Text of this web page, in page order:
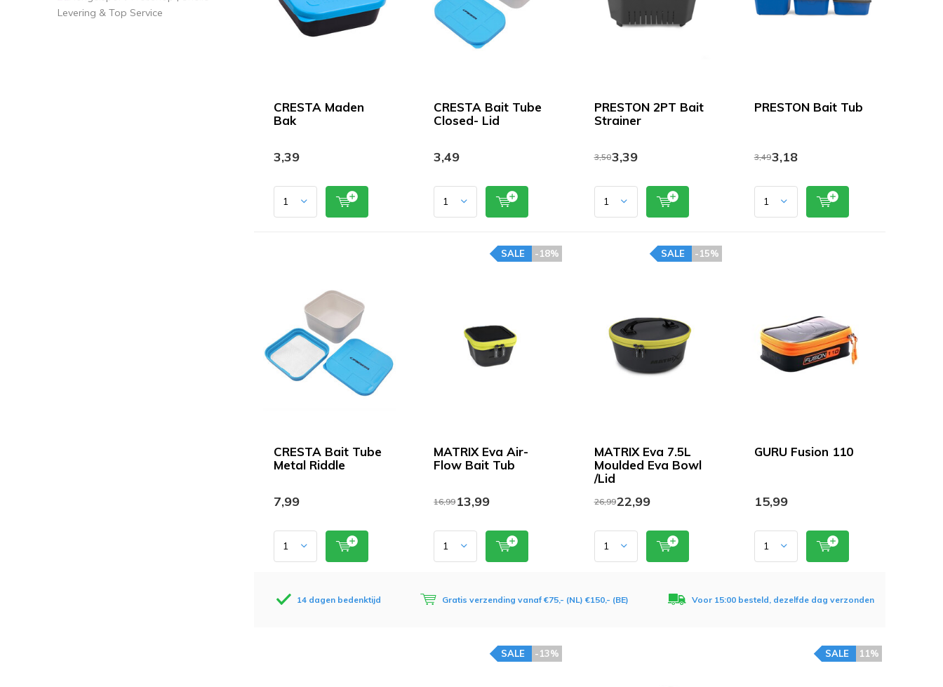
CRESTA Maden
Bak
3,39
CRESTA Bait Tube
Closed- Lid
3,49
PRESTON 2PT Bait
Strainer
3,503,39
PRESTON Bait Tub
3,493,18
CRESTA Bait Tube
Metal Riddle
7,99
MATRIX Eva Air-
Flow Bait Tub
-18%
SALE
16,9913,99
MATRIX Eva 7.5L
Moulded Eva Bowl
/Lid
-15%
SALE
26,9922,99
GURU Fusion 110
15,99
14 dagen bedenktijd Gratis verzending vanaf €75,- (NL) €150,- (BE) Voor 15:00 besteld, dezelfde dag verzonden
-13%
SALE 11%
SALE